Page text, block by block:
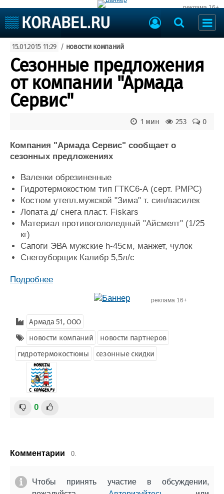
реклама 16+
Судоходство
Судоремонт
События
Порты
Рыболовство
ВМФ
Образование
Судостроение
Пульс
Новости
Компании
Репутация
Работа
Крюинг
Журнал
Реклама
Торговая площадка
Доска объявлений
Оборудование
Изделия
Материалы
Услуги
Конференции
Форум
15.01.2015 11:29 / новости компаний
Сезонные предложения
от компании "Армада
Сервис"
0
253
1 мин
Компания "Армада Сервис" сообщает о
сезонных предложениях
Валенки обрезиненные
Гидротермокостюм тип ГТКС6-А (серт. РМРС)
Костюм утепл.мужской "Зима" т. син/василек
Лопата д/ снега пласт. Fiskars
Материал противогололедный "Айсмелт" (1/25
кг)
Сапоги ЭВА мужские h-45см, манжет, чулок
Снегоуборщик Калибр 5,5л/с
Подробнее
реклама 16+
Армада 51, ООО
новости компаний
новости партнеров
гидротермокостюмы
сезонные скидки
0
Комментарии 0.
Чтобы принять участие в обсуждении,